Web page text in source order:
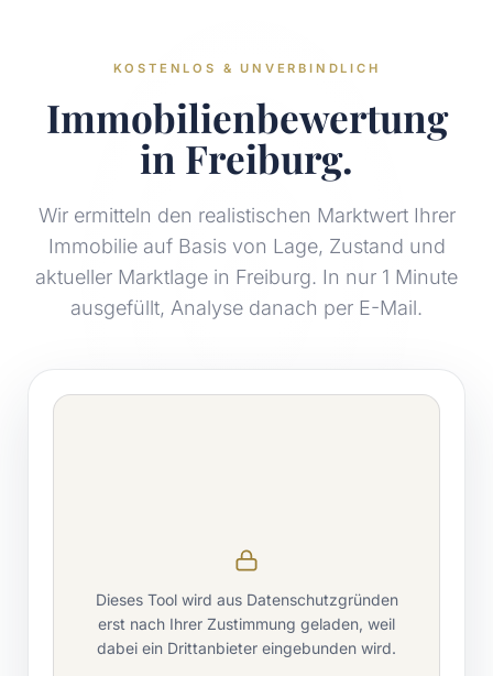
KOSTENLOS & UNVERBINDLICH
Immobilienbewertung
in Freiburg.
Wir ermitteln den realistischen Marktwert Ihrer
Immobilie auf Basis von Lage, Zustand und
aktueller Marktlage in Freiburg. In nur 1 Minute
ausgefüllt, Analyse danach per E-Mail.
Dieses Tool wird aus Datenschutzgründen
erst nach Ihrer Zustimmung geladen, weil
dabei ein Drittanbieter eingebunden wird.